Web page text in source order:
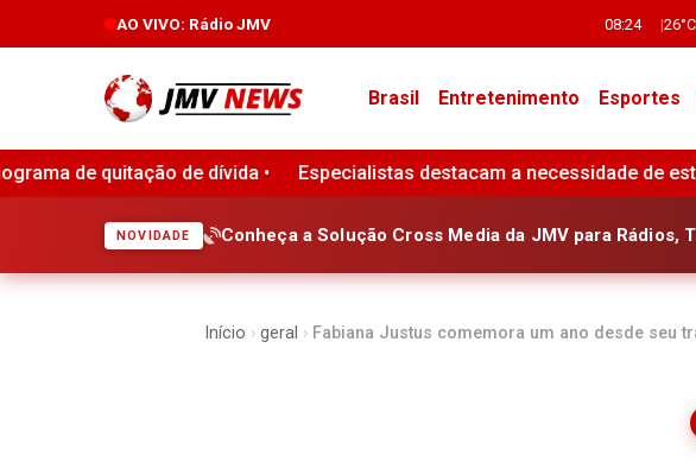
AO VIVO: Rádio JMV 08:24 26°C
Brasil Entretenimento Esportes
destacam a necessidade de estratégias integradas para
NOVIDADE Conheça a Solução Cross Media da JMV para Rádios,
Início › geral › Fabiana Justus comemora um ano desde seu